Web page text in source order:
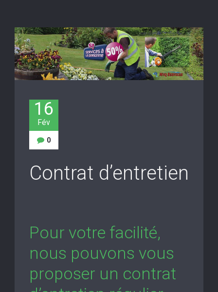
16
Fév
0
Contrat d’entretien
Pour votre facilité,
nous pouvons vous
proposer un contrat